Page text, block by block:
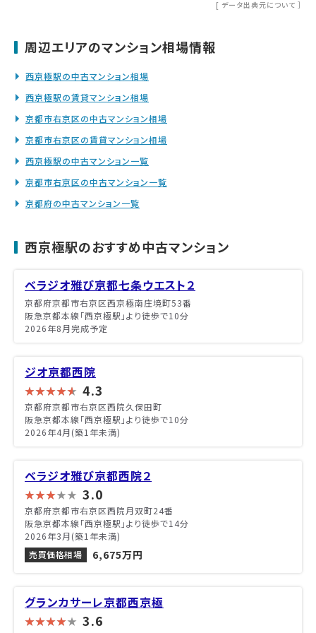
[ データ出典元について ］
周辺エリアのマンション相場情報
西京極駅の中古マンション相場
西京極駅の賃貸マンション相場
京都市右京区の中古マンション相場
京都市右京区の賃貸マンション相場
西京極駅の中古マンション一覧
京都市右京区の中古マンション一覧
京都府の中古マンション一覧
西京極駅のおすすめ中古マンション
ベラジオ雅び京都七条ウエスト２
京都府京都市右京区西京極南庄境町53番
阪急京都本線「西京極駅」より徒歩で10分
2026年8月完成予定
ジオ京都西院
4.3
京都府京都市右京区西院久保田町
阪急京都本線「西京極駅」より徒歩で10分
2026年4月(築1年未満)
ベラジオ雅び京都西院２
3.0
京都府京都市右京区西院月双町24番
阪急京都本線「西京極駅」より徒歩で14分
2026年3月(築1年未満)
売買価格相場
6,675万円
グランカサーレ京都西京極
3.6